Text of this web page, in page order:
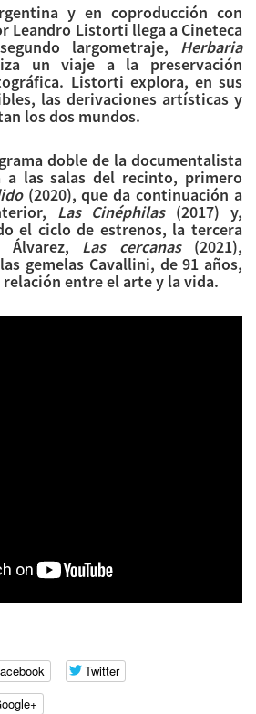
y en coproducción con
Leandro Listorti llega a Cineteca
largometraje, Herbaria
un viaje a la preservación
Listorti explora, en sus
las derivaciones artísticas y
los dos mundos.
doble de la documentalista
a las salas del recinto, primero
(2020), que da continuación a
Las Cinéphilas(2017) y,
el ciclo de estrenos, la tercera
Las cercanas(2021),
gemelas Cavallini, de 91 años,
entre el arte y la vida.
Twitter